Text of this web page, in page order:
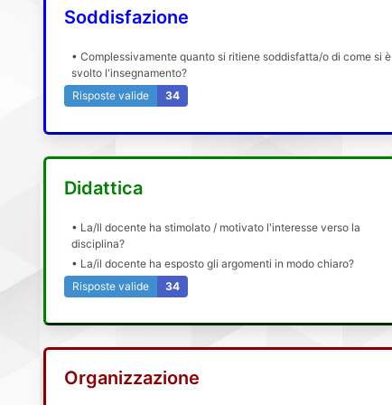
Soddisfazione
• Complessivamente quanto si ritiene soddisfatta/o di come si è
svolto l'insegnamento?
Risposte valide
34
Didattica
• La/Il docente ha stimolato / motivato l'interesse verso la
disciplina?
• La/il docente ha esposto gli argomenti in modo chiaro?
Risposte valide
34
Organizzazione